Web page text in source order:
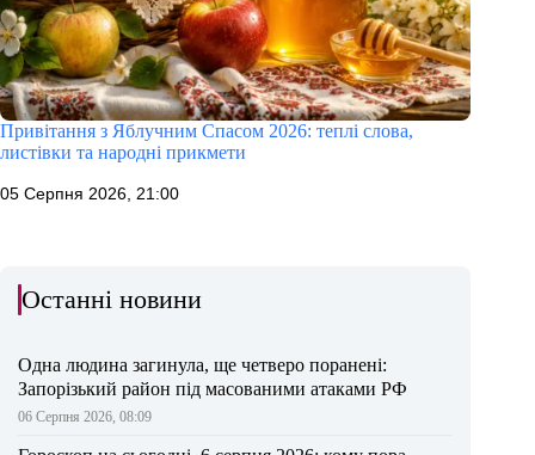
Привітання з Яблучним Спасом 2026: теплі слова,
листівки та народні прикмети
05 Серпня 2026, 21:00
Останні новини
Одна людина загинула, ще четверо поранені:
Запорізький район під масованими атаками РФ
06 Серпня 2026, 08:09